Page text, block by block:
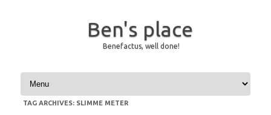
Ben's place
Benefactus, well done!
Skip to content
TAG ARCHIVES: SLIMME METER